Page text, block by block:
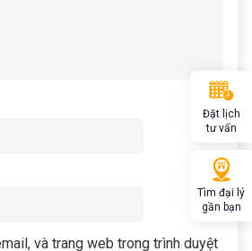
và trang web trong trình duyệt
Đặt lịch
tư vấn
Tìm đại lý
gần bạn